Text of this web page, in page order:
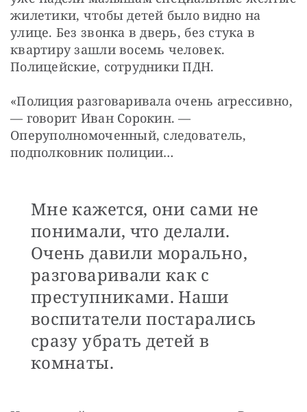
жилетики, чтобы детей было видно на
улице. Без звонка в дверь, без стука в
квартиру зашли восемь человек.
Полицейские, сотрудники ПДН.
«Полиция разговаривала очень агрессивно,
— говорит Иван Сорокин. —
Оперуполномоченный, следователь,
подполковник полиции…
Мне кажется, они сами не
понимали, что делали.
Очень давили морально,
разговаривали как с
преступниками. Наши
воспитатели постарались
сразу убрать детей в
комнаты.